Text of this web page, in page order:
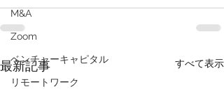
M&A
Zoom
ベンチャーキャピタル
リモートワーク
最新記事 すべて表示